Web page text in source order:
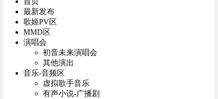
最新发布
歌姬PV区
MMD区
演唱会
初音未来演唱会
其他演出
音乐-音频区
虚拟歌手音乐
有声小说-广播剧